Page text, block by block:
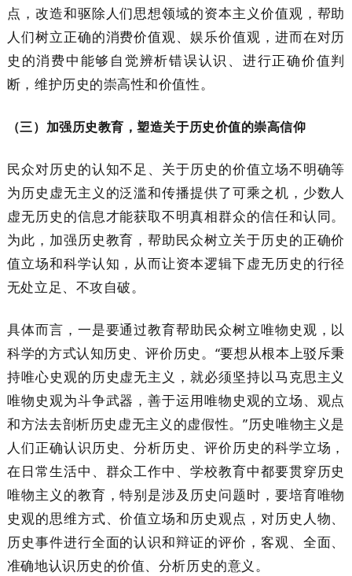
点，改造和驱除人们思想领域的资本主义价值观，帮助
人们树立正确的消费价值观、娱乐价值观，进而在对历
史的消费中能够自觉辨析错误认识、进行正确价值判
断，维护历史的崇高性和价值性。
（三）加强历史教育，塑造关于历史价值的崇高信仰
民众对历史的认知不足、关于历史的价值立场不明确等
为历史虚无主义的泛滥和传播提供了可乘之机，少数人
虚无历史的信息才能获取不明真相群众的信任和认同。
为此，加强历史教育，帮助民众树立关于历史的正确价
值立场和科学认知，从而让资本逻辑下虚无历史的行径
无处立足、不攻自破。
具体而言，一是要通过教育帮助民众树立唯物史观，以
科学的方式认知历史、评价历史。“要想从根本上驳斥秉
持唯心史观的历史虚无主义，就必须坚持以马克思主义
唯物史观为斗争武器，善于运用唯物史观的立场、观点
和方法去剖析历史虚无主义的虚假性。”历史唯物主义是
人们正确认识历史、分析历史、评价历史的科学立场，
在日常生活中、群众工作中、学校教育中都要贯穿历史
唯物主义的教育，特别是涉及历史问题时，要培育唯物
史观的思维方式、价值立场和历史观点，对历史人物、
历史事件进行全面的认识和辩证的评价，客观、全面、
准确地认识历史的价值、分析历史的意义。